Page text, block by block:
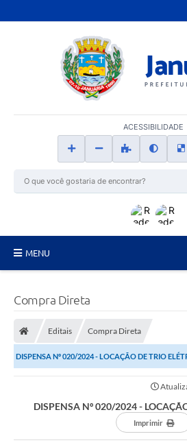
ACESSIBILIDADE
MENU
Secretarias
Compra Direta
Editais Compra Direta
DISPENSA Nº 020/2024 - LOCAÇÃO DE TRIO
DISPENSA Nº 020/2024 -
Imprimir